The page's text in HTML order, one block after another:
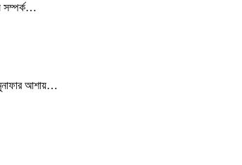
সম্পর্ক…
মুনাফার আশায়…